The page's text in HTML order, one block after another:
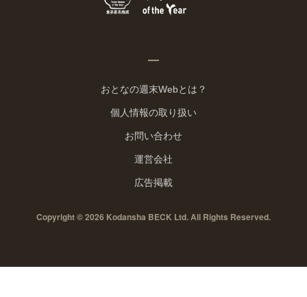
おとなの週末Webとは？
個人情報の取り扱い
お問い合わせ
運営会社
広告掲載
Copyright © 2026 Kodansha BECK Ltd. All Rights Reserved.